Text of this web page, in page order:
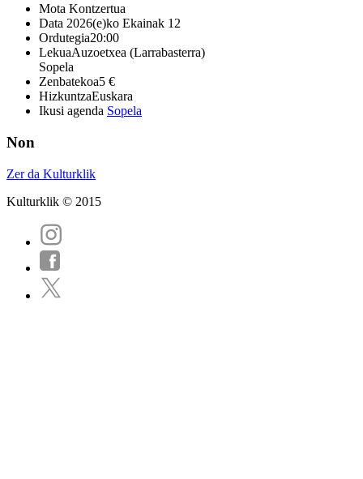
Mota Kontzertua
Data 2026(e)ko Ekainak 12
Ordutegia20:00
LekuaAuzoetxea (Larrabasterra)
Sopela
Zenbatekoa5 €
HizkuntzaEuskara
Ikusi agenda Sopela
Non
Zer da Kulturklik
Kulturklik © 2015